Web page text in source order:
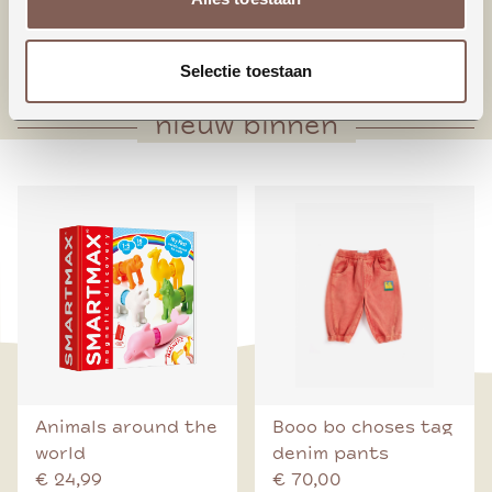
Selectie toestaan
* Zakje voorop
* Taps toelopende pijpen
nieuw binnen
Animals around the
world
€ 24,99
Booo bo choses tag
denim pants
€ 70,00